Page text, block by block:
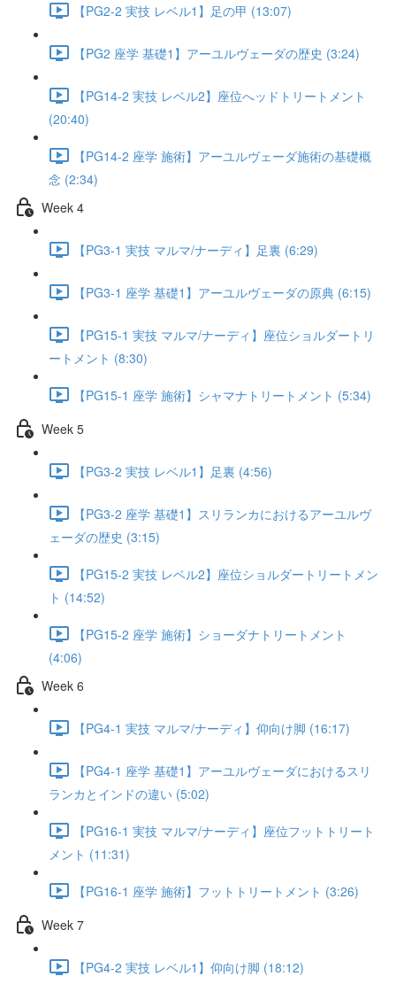
【PG2-2 実技 レベル1】足の甲 (13:07)
【PG2 座学 基礎1】アーユルヴェーダの歴史 (3:24)
【PG14-2 実技 レベル2】座位へッドトリートメント
(20:40)
【PG14-2 座学 施術】アーユルヴェーダ施術の基礎概
念 (2:34)
Week 4
【PG3-1 実技 マルマ/ナーディ】足裏 (6:29)
【PG3-1 座学 基礎1】アーユルヴェーダの原典 (6:15)
【PG15-1 実技 マルマ/ナーディ】座位ショルダートリ
ートメント (8:30)
【PG15-1 座学 施術】シャマナトリートメント (5:34)
Week 5
【PG3-2 実技 レベル1】足裏 (4:56)
【PG3-2 座学 基礎1】スリランカにおけるアーユルヴ
ェーダの歴史 (3:15)
【PG15-2 実技 レベル2】座位ショルダートリートメン
ト (14:52)
【PG15-2 座学 施術】ショーダナトリートメント
(4:06)
Week 6
【PG4-1 実技 マルマ/ナーディ】仰向け脚 (16:17)
【PG4-1 座学 基礎1】アーユルヴェーダにおけるスリ
ランカとインドの違い (5:02)
【PG16-1 実技 マルマ/ナーディ】座位フットトリート
メント (11:31)
【PG16-1 座学 施術】フットトリートメント (3:26)
Week 7
【PG4-2 実技 レベル1】仰向け脚 (18:12)